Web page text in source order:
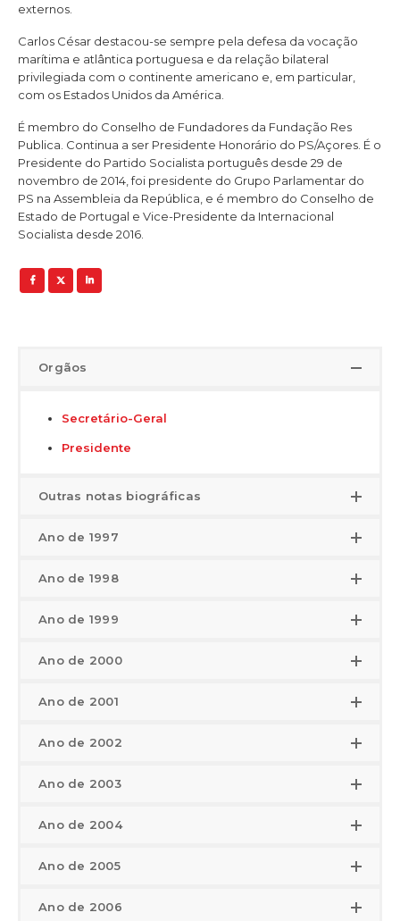
externos.
Carlos César destacou-se sempre pela defesa da vocação
marítima e atlântica portuguesa e da relação bilateral
privilegiada com o continente americano e, em particular,
com os Estados Unidos da América.
É membro do Conselho de Fundadores da Fundação Res
Publica. Continua a ser Presidente Honorário do PS/Açores. É o
Presidente do Partido Socialista português desde 29 de
novembro de 2014, foi presidente do Grupo Parlamentar do
PS na Assembleia da República, e é membro do Conselho de
Estado de Portugal e Vice-Presidente da Internacional
Socialista desde 2016.
Orgãos
Secretário-Geral
Presidente
Outras notas biográficas
Ano de 1997
Ano de 1998
Ano de 1999
Ano de 2000
Ano de 2001
Ano de 2002
Ano de 2003
Ano de 2004
Ano de 2005
Ano de 2006